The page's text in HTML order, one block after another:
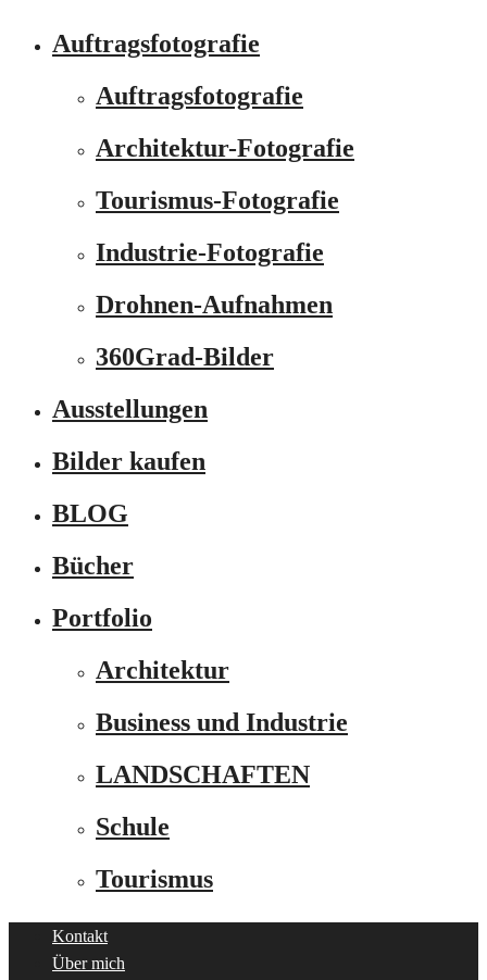
Auftragsfotografie
Auftragsfotografie
Architektur-Fotografie
Tourismus-Fotografie
Industrie-Fotografie
Drohnen-Aufnahmen
360Grad-Bilder
Ausstellungen
Bilder kaufen
BLOG
Bücher
Portfolio
Architektur
Business und Industrie
LANDSCHAFTEN
Schule
Tourismus
Kontakt
Über mich